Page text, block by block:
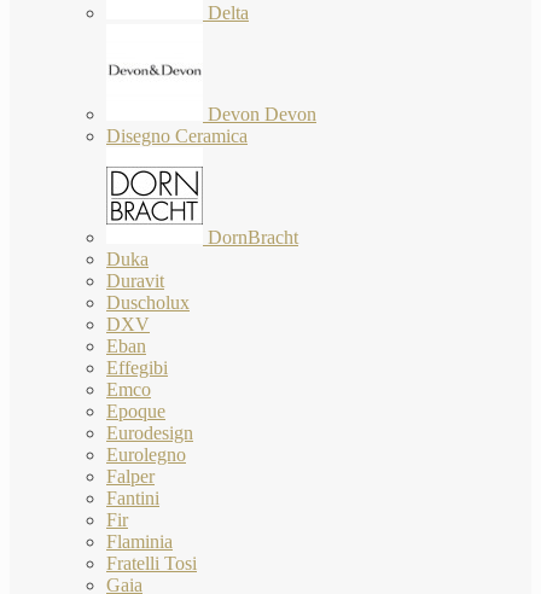
Delta
Devon Devon
Disegno Ceramica
DornBracht
Duka
Duravit
Duscholux
DXV
Eban
Effegibi
Emco
Epoque
Eurodesign
Eurolegno
Falper
Fantini
Fir
Flaminia
Fratelli Tosi
Gaia